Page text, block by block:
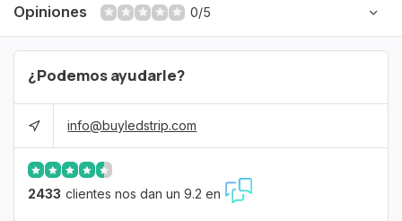
Opiniones 0/5
¿Podemos ayudarle?
info@buyledstrip.com
2433 clientes nos dan un 9.2 en